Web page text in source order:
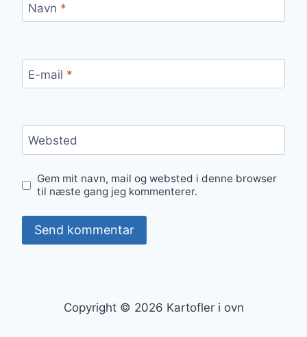
Navn *
E-mail *
Websted
Gem mit navn, mail og websted i denne browser
til næste gang jeg kommenterer.
Copyright © 2026 Kartofler i ovn